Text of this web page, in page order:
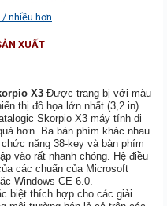
/ nhiều hơn
XUẤT
X3 Được trang bị với màu
thị đồ họa lớn nhất (3,2 in)
Skorpio X3 máy tính di
hơn. Ba bàn phím khác nhau
năng 38-key và bàn phím
vào rất nhanh chóng. Hệ điều
các chuẩn của Microsoft
Windows CE 6.0.
biệt thích hợp cho các giải